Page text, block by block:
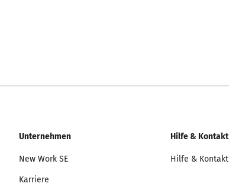
Unternehmen
New Work SE
Karriere
Hilfe & Kontakt
Hilfe & Kontakt